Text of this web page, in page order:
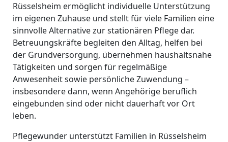
Rüsselsheim ermöglicht individuelle Unterstützung
im eigenen Zuhause und stellt für viele Familien eine
sinnvolle Alternative zur stationären Pflege dar.
Betreuungskräfte begleiten den Alltag, helfen bei
der Grundversorgung, übernehmen haushaltsnahe
Tätigkeiten und sorgen für regelmäßige
Anwesenheit sowie persönliche Zuwendung –
insbesondere dann, wenn Angehörige beruflich
eingebunden sind oder nicht dauerhaft vor Ort
leben.
Pflegewunder unterstützt Familien in Rüsselsheim